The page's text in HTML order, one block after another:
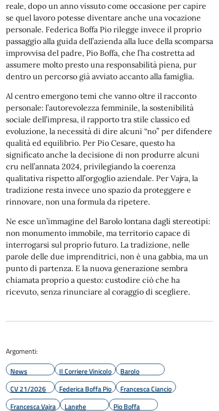
reale, dopo un anno vissuto come occasione per capire
se quel lavoro potesse diventare anche una vocazione
personale. Federica Boffa Pio rilegge invece il proprio
passaggio alla guida dell’azienda alla luce della scomparsa
improvvisa del padre, Pio Boffa, che l’ha costretta ad
assumere molto presto una responsabilità piena, pur
dentro un percorso già avviato accanto alla famiglia.
Al centro emergono temi che vanno oltre il racconto
personale: l’autorevolezza femminile, la sostenibilità
sociale dell’impresa, il rapporto tra stile classico ed
evoluzione, la necessità di dire alcuni “no” per difendere
qualità ed equilibrio. Per Pio Cesare, questo ha
significato anche la decisione di non produrre alcuni
cru nell’annata 2024, privilegiando la coerenza
qualitativa rispetto all’orgoglio aziendale. Per Vajra, la
tradizione resta invece uno spazio da proteggere e
rinnovare, non una formula da ripetere.
Ne esce un’immagine del Barolo lontana dagli stereotipi:
non monumento immobile, ma territorio capace di
interrogarsi sul proprio futuro. La tradizione, nelle
parole delle due imprenditrici, non è una gabbia, ma un
punto di partenza. E la nuova generazione sembra
chiamata proprio a questo: custodire ciò che ha
ricevuto, senza rinunciare al coraggio di scegliere.
Argomenti:
News
Il Corriere Vinicolo
Barolo
CV 21/2026
Federica Boffa Pio
Francesca Ciancio
Francesca Vajra
Langhe Pio Boffa